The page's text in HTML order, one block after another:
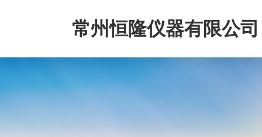
常州恒隆仪器有限公司